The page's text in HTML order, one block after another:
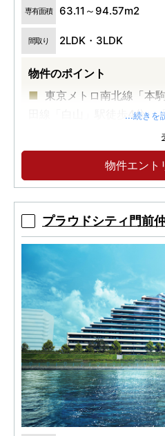
専有面積 63.11～94.57m2
間取り 2LDK・3LDK
物件のポイント
東京メトロ南北線「本
田線「白山」駅徒歩4分。
プライバシーを重視し
戸率80％以上。
...続きを
物件エント
プラウドシティ門前